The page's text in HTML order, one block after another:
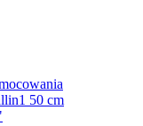
50 cm